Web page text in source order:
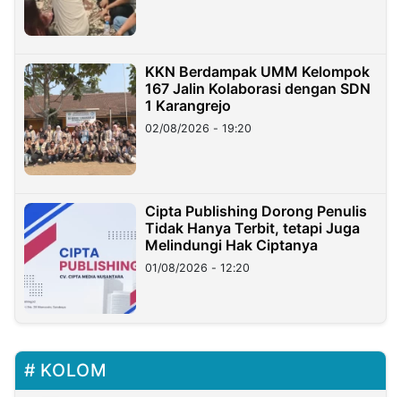
KKN Berdampak UMM Kelompok
167 Jalin Kolaborasi dengan SDN
1 Karangrejo
02/08/2026 - 19:20
Cipta Publishing Dorong Penulis
Tidak Hanya Terbit, tetapi Juga
Melindungi Hak Ciptanya
01/08/2026 - 12:20
KOLOM